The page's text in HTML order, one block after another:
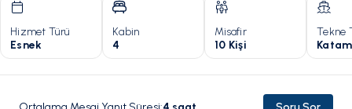
Hizmet Türü
Esnek
Kabin
4
Misafir
10 Kişi
Tekne